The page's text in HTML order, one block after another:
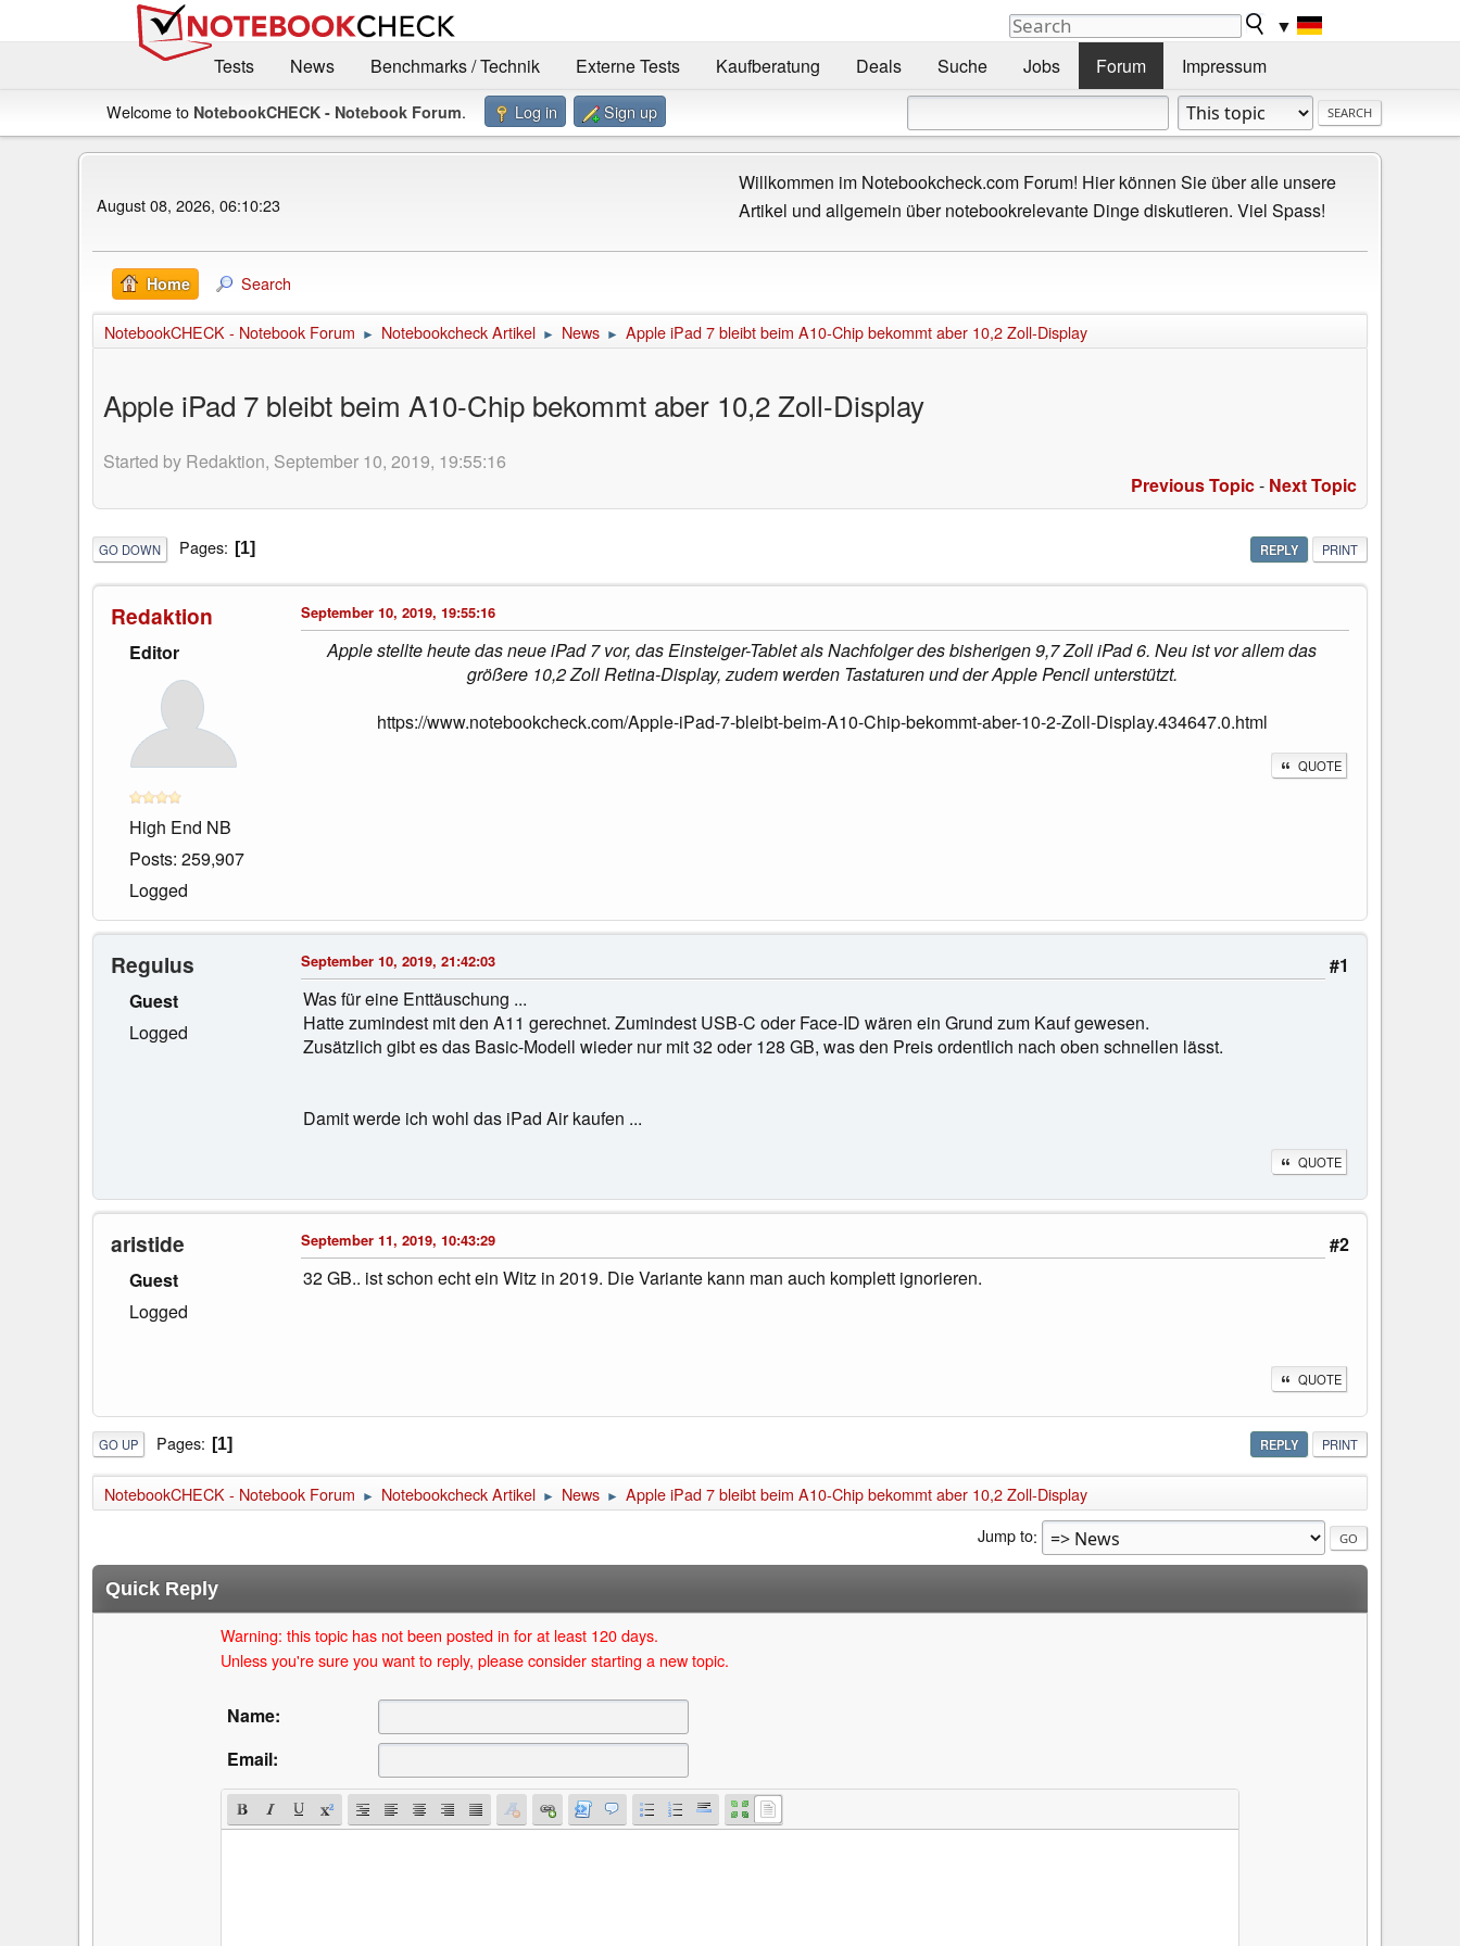
▼
Tests
News Benchmarks / Technik Externe Tests Kaufberatung Deals Suche Jobs Forum Impressum
Welcome to NotebookCHECK - Notebook Forum. Log in Sign up
August 08, 2026, 06:10:23
Willkommen im Notebookcheck.com Forum! Hier können Sie über alle unsere
Artikel und allgemein über notebookrelevante Dinge diskutieren. Viel Spass!
Home Search
NotebookCHECK - Notebook Forum ► Notebookcheck Artikel ► News ► Apple iPad 7 bleibt beim A10-Chip bekommt aber 10,2 Zoll-Display
Apple iPad 7 bleibt beim A10-Chip bekommt aber 10,2 Zoll-Display
Started by Redaktion, September 10, 2019, 19:55:16
Previous Topic- Next Topic
REPLY PRINT
GO DOWN Pages 1
Redaktion
Editor
High End NB
Posts: 259,907
Logged
September 10, 2019, 19:55:16
Apple stellte heute das neue iPad 7 vor, das Einsteiger-Tablet als Nachfolger des bisherigen 9,7 Zoll iPad 6. Neu ist vor allem das
größere 10,2 Zoll Retina-Display, zudem werden Tastaturen und der Apple Pencil unterstützt.
https://www.notebookcheck.com/Apple-iPad-7-bleibt-beim-A10-Chip-bekommt-aber-10-2-Zoll-Display.434647.0.html
QUOTE
Regulus
Guest
Logged
#1
September 10, 2019, 21:42:03
Was für eine Enttäuschung ...
Hatte zumindest mit den A11 gerechnet. Zumindest USB-C oder Face-ID wären ein Grund zum Kauf gewesen.
Zusätzlich gibt es das Basic-Modell wieder nur mit 32 oder 128 GB, was den Preis ordentlich nach oben schnellen lässt.
Damit werde ich wohl das iPad Air kaufen ...
QUOTE
aristide
Guest
Logged
#2
September 11, 2019, 10:43:29
32 GB.. ist schon echt ein Witz in 2019. Die Variante kann man auch komplett ignorieren.
QUOTE
REPLY PRINT
GO UP Pages 1
NotebookCHECK - Notebook Forum ► Notebookcheck Artikel ► News ► Apple iPad 7 bleibt beim A10-Chip bekommt aber 10,2 Zoll-Display
Jump to
Quick Reply
Warning: this topic has not been posted in for at least 120 days.
Unless you're sure you want to reply, please consider starting a new topic.
Name:
Email: